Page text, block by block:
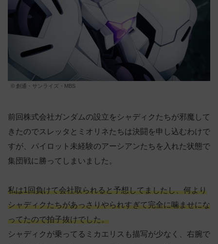
© 創通・サンライズ・MBS
前回株式会社ガンダムの設立をシャディクたちが邪魔して
きたのでスレッタとミオリネたちは決闘を申し込むわけで
すが、パイロット未経験のアーシアンたちを入れた状態で
集団戦に勝ってしまいました。
私は1回負けて会社取られると予想してましたし、何より
シャディクたちがあっさりやられすぎて完全に噛ませにな
ってたので拍子抜けでした。
シャディクが乗ってるミカエリスも描写が少なく、右腕で